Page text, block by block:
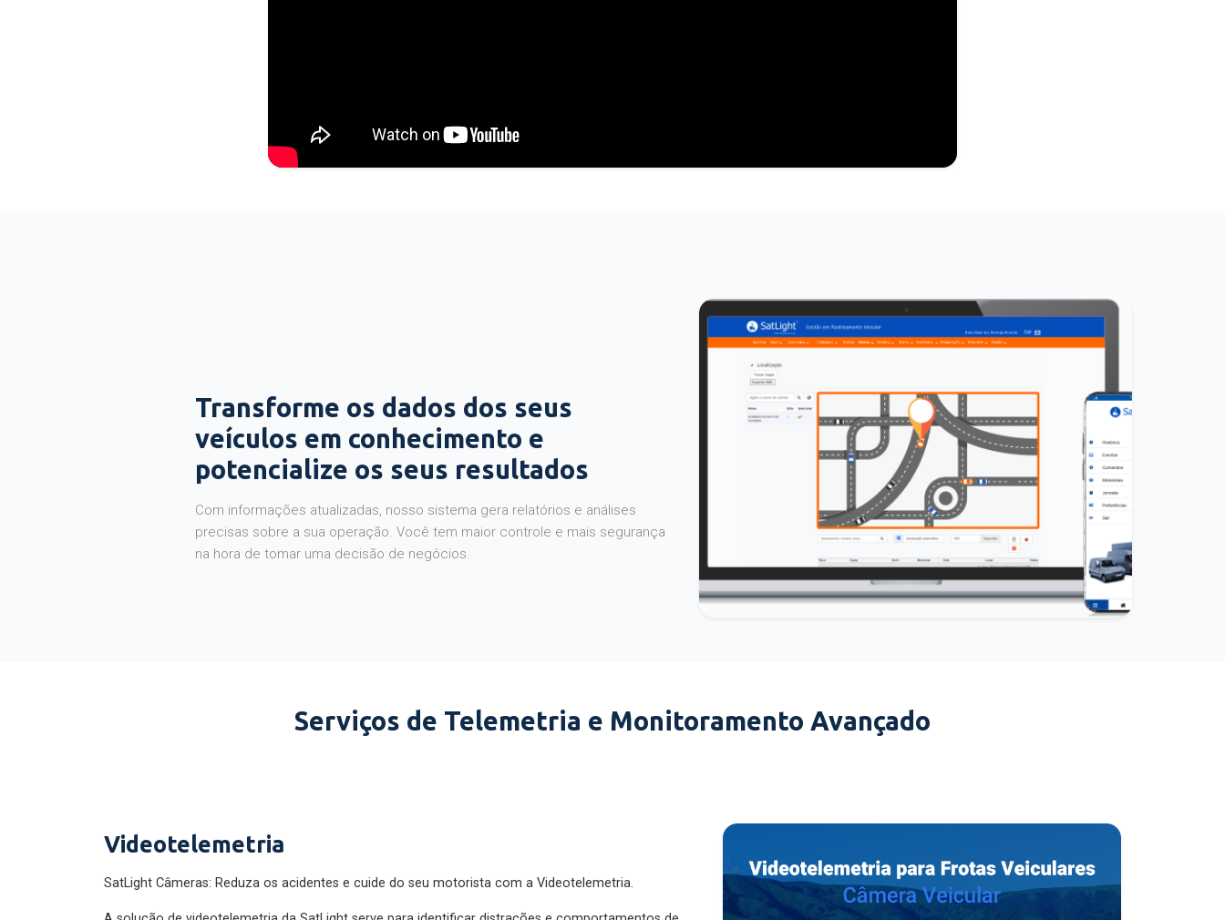
Transforme os dados dos seus
veículos em conhecimento e
potencialize os seus resultados
Com informações atualizadas, nosso sistema gera relatórios e análises
precisas sobre a sua operação. Você tem maior controle e mais segurança
na hora de tomar uma decisão de negócios.
Serviços de Telemetria e Monitoramento Avançado
Videotelemetria
SatLight Câmeras: Reduza os acidentes e cuide do seu motorista com a Videotelemetria.
A solução de videotelemetria da SatLight serve para identificar distrações e comportamentos de